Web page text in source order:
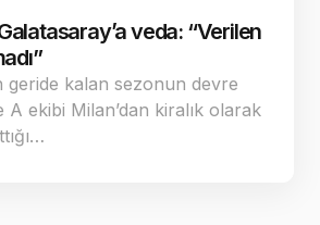
veda: “Verilen
geride kalan sezonun devre
A ekibi Milan’dan kiralık olarak